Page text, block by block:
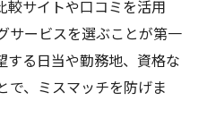
較サイトや口コミを活用
サービスを選ぶことが第一
する日当や勤務地、資格な
で、ミスマッチを防げま